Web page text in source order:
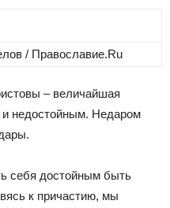
/ Православие.Ru
– величайшая
недостойным. Недаром
себя достойным быть
к причастию, мы